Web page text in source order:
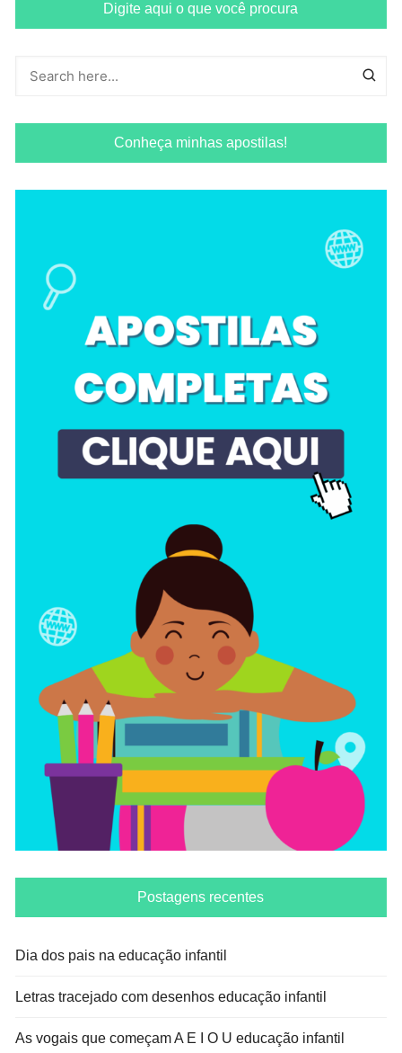
Digite aqui o que você procura
Conheça minhas apostilas!
Postagens recentes
Dia dos pais na educação infantil
Letras tracejado com desenhos educação infantil
As vogais que começam A E I O U educação infantil